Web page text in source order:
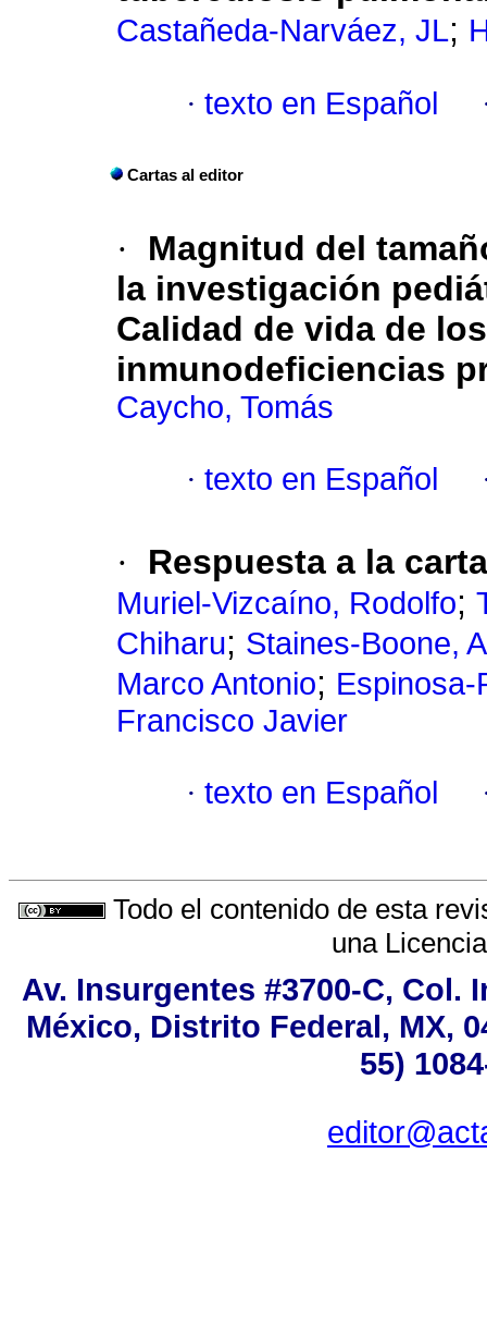
Castañeda-Narváez, JL;
· texto en Español
Cartas al editor
·
Magnitud del
la investigación
Calidad de vida de
inmunodeficiencias
Caycho, Tomás
· texto en Español
· Respuesta a la
Muriel-Vizcaíno, Rodolfo;
Chiharu; Staines-Boone,
Marco Antonio; Espinosa-
Francisco Javier
· texto en Español
Todo el contenido de esta
una
Av. Insurgentes #3700-C, Col.
México, Distrito Federal, MX,
55)